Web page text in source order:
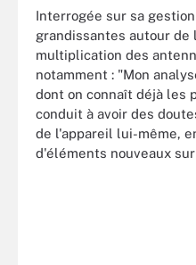
Interrogée sur sa
grandissantes autour
multiplication des
notamment : "Mon
dont on connaît déjà les
conduit à avoir des
de l'appareil lui-même,
d'éléments nouveaux